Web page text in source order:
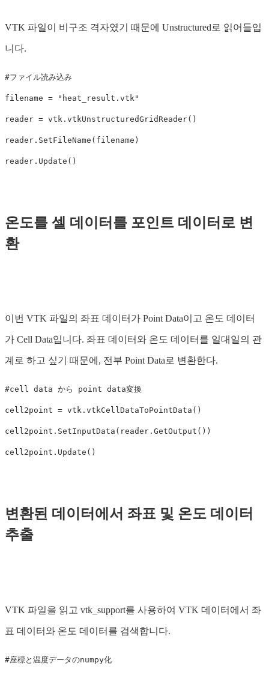
VTK 파일이 비구조 격자였기 때문에 Unstructured로 읽어들입
니다.
filename = "heat_result.vtk"
reader = vtk . vtkUnstructuredGridReader()
reader . SetFileName ( filename )
reader . Update ()
온도를 셀 데이터를 포인트 데이터로 변
환
이번 VTK 파일의 좌표 데이터가 Point Data이고 온도 데이터
가 Cell Data입니다. 좌표 데이터와 온도 데이터를 일대일의 관
계로 하고 싶기 때문에, 전부 Point Data로 변환한다.
cell2point = vtk . vtkCellDataToPointData ()
cell2point . SetInputData ( reader . GetOutput ())
cell2point . Update ()
변환된 데이터에서 좌표 및 온도 데이터
추출
VTK 파일을 읽고 vtk_support를 사용하여 VTK 데이터에서 좌
표 데이터와 온도 데이터를 검색합니다.